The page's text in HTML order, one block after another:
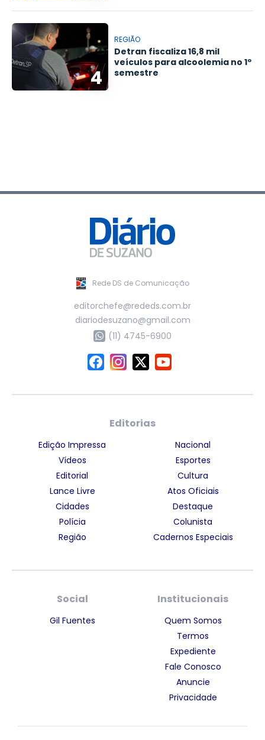
4
REGIÃO
Detran fiscaliza 16,8 mil
veículos para alcoolemia no 1º
semestre
Rede DS de Comunicação
editorchefe@rededs.com.br
diariodesuzano@gmail.com
(11) 4745-6900
Editorias
Edição Impressa
Vídeos
Editorial
Lance Livre
Cidades
Polícia
Região
Nacional
Esportes
Cultura
Atos Oficiais
Destaque
Colunista
Cadernos Especiais
Social
Gil Fuentes
Institucionais
Quem Somos
Termos
Expediente
Fale Conosco
Anuncie
Privacidade